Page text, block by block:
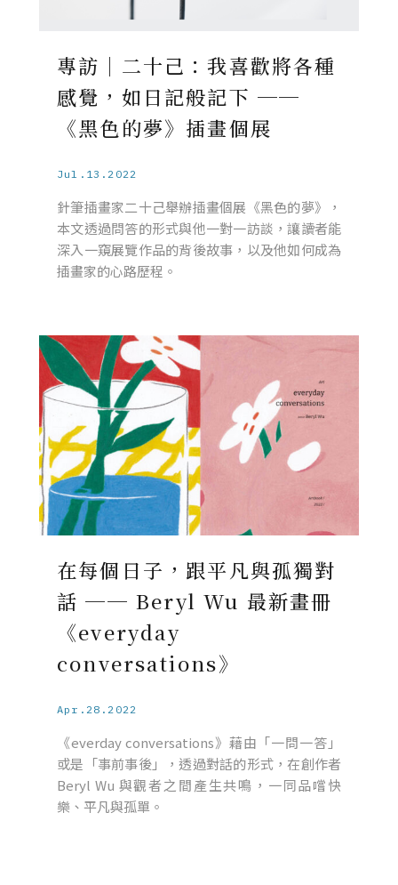
專訪｜二十己：我喜歡將各種
感覺，如日記般記下 ──
《黑色的夢》插畫個展
Jul.13.2022
針筆插畫家二十己舉辦插畫個展《黑色的夢》，
本文透過問答的形式與他一對一訪談，讓讀者能
深入一窺展覽作品的背後故事，以及他如何成為
插畫家的心路歷程。
在每個日子，跟平凡與孤獨對
話 ── Beryl Wu 最新畫冊
《everyday
conversations》
Apr.28.2022
《everday conversations》藉由「一問一答」
或是「事前事後」，透過對話的形式，在創作者
Beryl Wu 與觀者之間產生共鳴，一同品嚐快
樂、平凡與孤單。